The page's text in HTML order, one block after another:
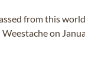
from this
on